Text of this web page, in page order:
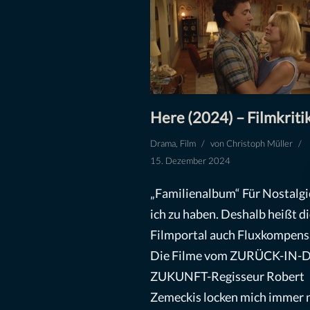
Here (2024) –
Drama, Film vonChristoph Müller
15. Dezember 2024
„Familienalbum“ Für
ich zu haben. Deshalb heißt
Filmportal auch
Die Filme vom ZURÜCK-IN-
ZUKUNFT-Regisseur Robert
Zemeckis locken mich immer